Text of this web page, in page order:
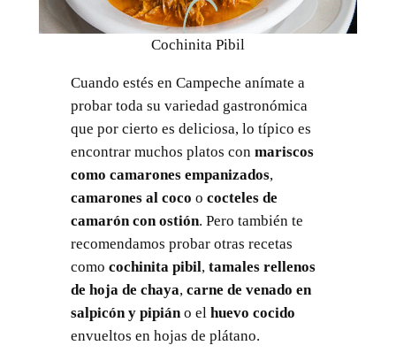
Cochinita Pibil
Cuando estés en Campeche anímate a
probar toda su variedad gastronómica
que por cierto es deliciosa, lo típico es
encontrar muchos platos con mariscos
como camarones empanizados,
camarones al coco o cocteles de
camarón con ostión. Pero también te
recomendamos probar otras recetas
como cochinita pibil, tamales rellenos
de hoja de chaya, carne de venado en
salpicón y pipiáno el huevo cocido
envueltos en hojas de plátano.